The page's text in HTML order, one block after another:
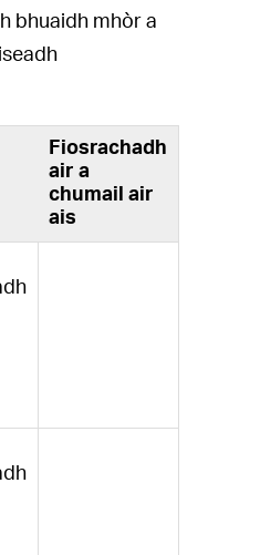
bhuaidh mhòr a
Fiosrachadh
air a
chumail air
ais